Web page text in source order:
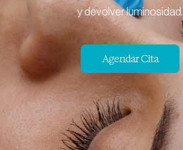
y devolver luminosidad.
Agendar Cita